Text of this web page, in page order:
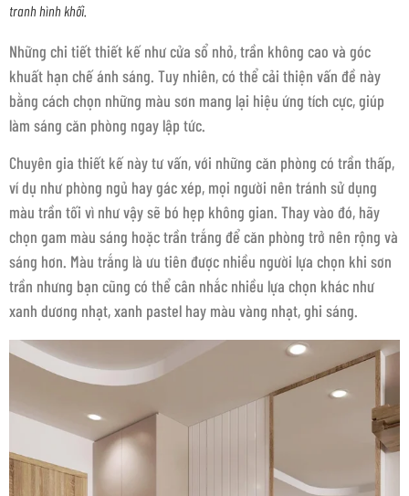
tranh hình khối.
Những chi tiết thiết kế như cửa sổ nhỏ, trần không cao và góc
khuất hạn chế ánh sáng. Tuy nhiên, có thể cải thiện vấn đề này
bằng cách chọn những màu sơn mang lại hiệu ứng tích cực, giúp
làm sáng căn phòng ngay lập tức.
Chuyên gia thiết kế này tư vấn, với những căn phòng có trần thấp,
ví dụ như phòng ngủ hay gác xép, mọi người nên tránh sử dụng
màu trần tối vì như vậy sẽ bó hẹp không gian. Thay vào đó, hãy
chọn gam màu sáng hoặc trần trắng để căn phòng trở nên rộng và
sáng hơn. Màu trắng là ưu tiên được nhiều người lựa chọn khi sơn
trần nhưng bạn cũng có thể cân nhắc nhiều lựa chọn khác như
xanh dương nhạt, xanh pastel hay màu vàng nhạt, ghi sáng.